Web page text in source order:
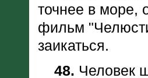
точнее в море,
фильм
заикаться.
48. Человек